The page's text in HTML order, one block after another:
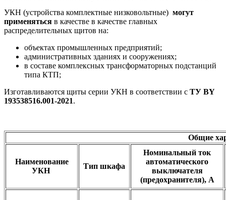
УКН (устройства комплектные низковольтные) могут
применяться в качестве в качестве главных
распределительных щитов на:
объектах промышленных предприятий;
административных зданиях и сооружениях;
в составе комплексных трансформаторных подстанций
типа КТП;
Изготавливаются щиты серии УКН в соответствии с ТУ BY
193538516.001-2021.
Общие
Наименование
УКН
Тип шкафа
Номинальный ток
автоматического
выключателя
(предохранителя), А